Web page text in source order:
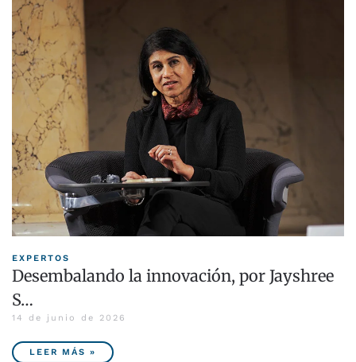
EXPERTOS
Desembalando la innovación, por Jayshree
S…
14 de junio de 2026
LEER MÁS »